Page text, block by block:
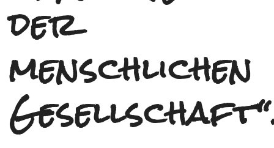
der
menschlichen